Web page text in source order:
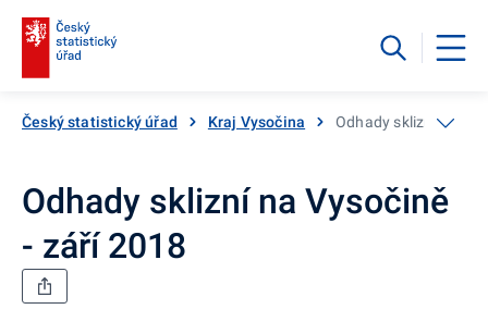
Český statistický úřad Kraj Vysočina Odhady sklizní na
Odhady sklizní na Vysočině
- září 2018